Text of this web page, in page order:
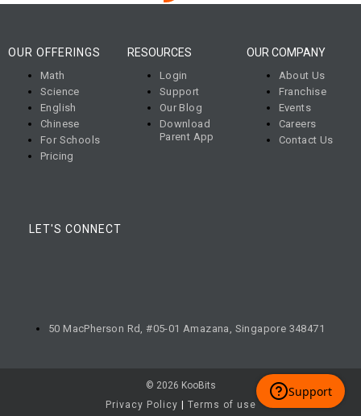
OUR OFFERINGS
Math
Science
English
Chinese
For Schools
Pricing
RESOURCES
Login
Support
Our Blog
Download
Parent App
OUR COMPANY
About Us
Franchise
Events
Careers
Contact Us
LET'S CONNECT
50 MacPherson Rd, #05-01 Amazana, Singapore 348471
© 2026 KooBits
Privacy Policy | Terms of use